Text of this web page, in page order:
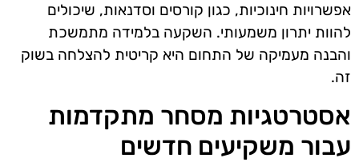
אפשרויות חינוכיות, כגון קורסים וסדנאות, שיכולים
להוות יתרון משמעותי. השקעה בלמידה מתמשכת
והבנה מעמיקה של התחום היא קריטית להצלחה בשוק
זה.
אסטרטגיות מסחר מתקדמות
עבור משקיעים חדשים